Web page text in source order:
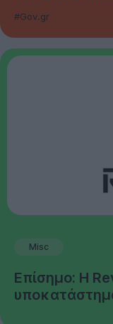
#Gov.gr
Misc
Επίσημο: Η